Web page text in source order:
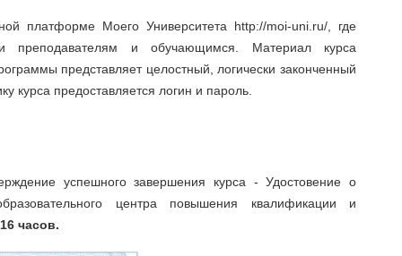
платформе Моего Университета http://moi-uni.ru/, где
преподавателям и обучающимся. Материал курса
представляет целостный, логически законченный
курса предоставляется логин и пароль.
успешного завершения курса - Удостовение о
центра повышения квалификации и
часов.